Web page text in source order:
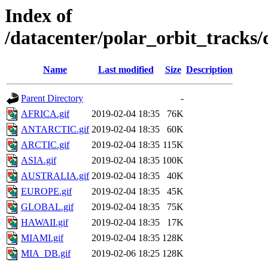
Index of
/datacenter/polar_orbit_tracks/
Name Last modified Size Description
Parent Directory
-
AFRICA.gif
2019-02-04 18:35
76K
ANTARCTIC.gif 2019-02-04 18:35
60K
ARCTIC.gif
2019-02-04 18:35 115K
ASIA.gif
2019-02-04 18:35 100K
AUSTRALIA.gif 2019-02-04 18:35
40K
EUROPE.gif
2019-02-04 18:35
45K
GLOBAL.gif
2019-02-04 18:35
75K
HAWAII.gif
2019-02-04 18:35
17K
MIAMI.gif
2019-02-04 18:35 128K
MIA_DB.gif
2019-02-06 18:25 128K